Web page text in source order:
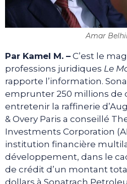
Amar
Par Kamel M. – C’est le
professions juridiques Le
rapporte l’information.
emprunter 250 millions de
entretenir la raffinerie
& Overy Paris a conseillé
Investments Corporation
institution financière
développement, dans le
de crédit d’un montant
dollars à Sonatrach